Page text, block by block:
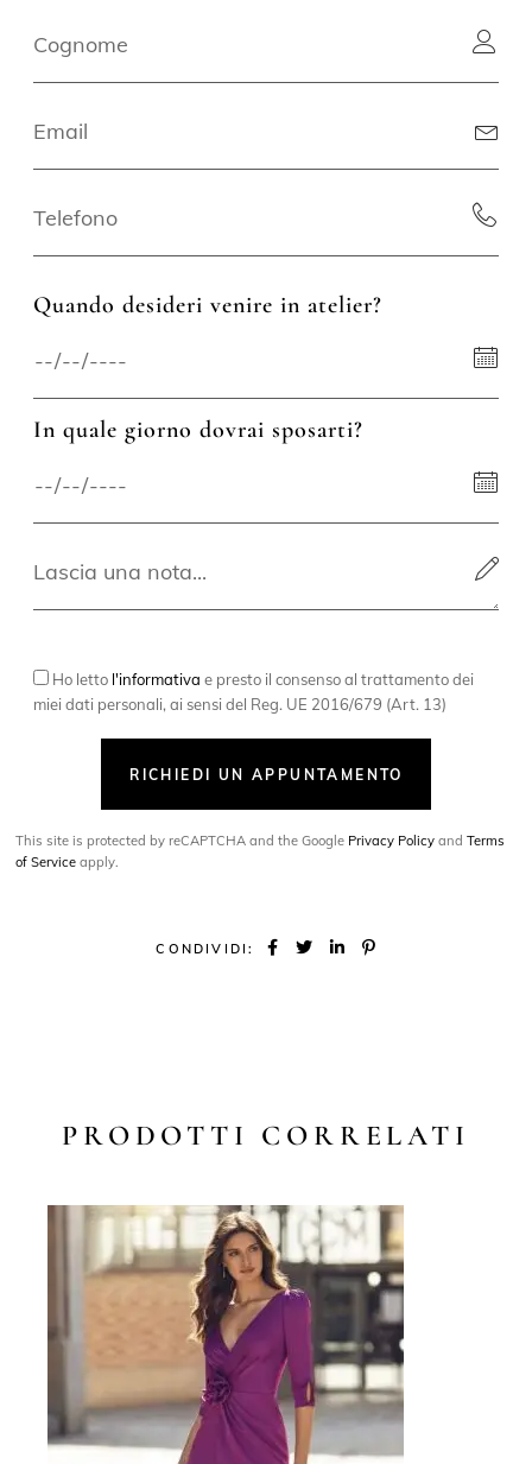
Quando desideri venire in atelier?
In quale giorno dovrai sposarti?
Ho letto l'informativa e presto il consenso al trattamento dei
miei dati personali, ai sensi del Reg. UE 2016/679 (Art. 13)
RICHIEDI UN APPUNTAMENTO
This site is protected by reCAPTCHA and the Google Privacy Policy andTerms
of Service apply.
CONDIVIDI:
PRODOTTI CORRELATI